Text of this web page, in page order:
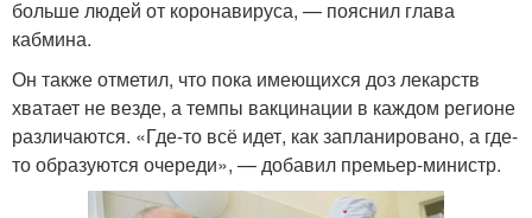
больше людей от коронавируса, — пояснил глава
кабмина.
Он также отметил, что пока имеющихся доз лекарств
хватает не везде, а темпы вакцинации в каждом регионе
различаются. «Где-то всё идет, как запланировано, а где-
то образуются очереди», — добавил премьер-министр.